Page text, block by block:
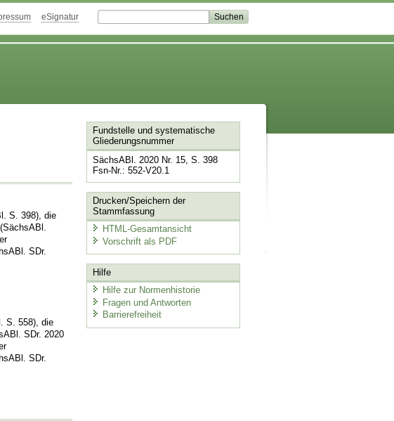
eSignatur
S. 398), die
SDr.
S. 558), die
SDr. 2020
SDr.
Fundstelle und systematische
Gliederungsnummer
SächsABl. 2020 Nr. 15, S. 398
Fsn-Nr.: 552-V20.1
Drucken/Speichern der
Stammfassung
HTML-Gesamtansicht
Vorschrift als PDF
Hilfe
Hilfe zur Normenhistorie
Fragen und Antworten
Barrierefreiheit